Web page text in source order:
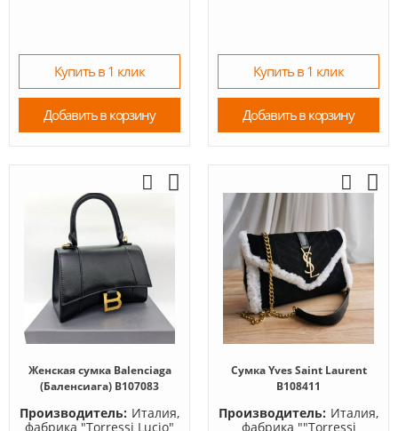
Купить в 1 клик
Добавить в корзину
Купить в 1 клик
Добавить в корзину
Женская сумка Balenciaga
(Баленсиага) B107083
Производитель: Италия,
фабрика "Torressi Lucio"
Сумка Yves Saint Laurent
B108411
Производитель: Италия,
фабрика ""Torressi